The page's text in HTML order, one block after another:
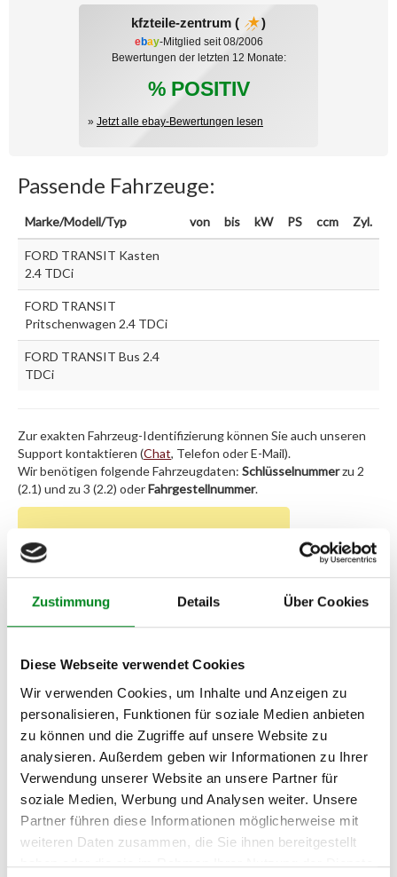
Zustimmung Details Über Cookies
Diese Webseite verwendet Cookies
Wir verwenden Cookies, um Inhalte und Anzeigen zu
personalisieren, Funktionen für soziale Medien anbieten
zu können und die Zugriffe auf unsere Website zu
analysieren. Außerdem geben wir Informationen zu Ihrer
Verwendung unserer Website an unsere Partner für
soziale Medien, Werbung und Analysen weiter. Unsere
Partner führen diese Informationen möglicherweise mit
weiteren Daten zusammen, die Sie ihnen bereitgestellt
haben oder die sie im Rahmen Ihrer Nutzung der Dienste
kfzteile-zentrum ( )
ebay-Mitglied seit 08/2006
Bewertungen der letzten 12 Monate:
% POSITIV
» Jetzt alle ebay-Bewertungen lesen
Passende Fahrzeuge:
Marke/Modell/Typ von bis kW PS ccm Zyl.
FORD TRANSIT Kasten
2.4 TDCi
FORD TRANSIT
Pritschenwagen 2.4 TDCi
FORD TRANSIT Bus 2.4
TDCi
Zur exakten Fahrzeug-Identifizierung können Sie auch unseren
Support kontaktieren (Chat, Telefon oder E-Mail).
Wir benötigen folgende Fahrzeugdaten: Schlüsselnummerzu 2
(2.1) und zu 3 (2.2) oderFahrgestellnummer.
Oder einfachim Chat nachfragen.
Hersteller/EU Verantwortliche
Person
Hersteller
Unternehmensname:
TMC Turbolader Manufaktur Coesfeld
Adresse:
Am Wasserturm 55, Coesfeld, NRW, 48653, DE
E-Mail:
info@tmc-turbo.de
Telefon: